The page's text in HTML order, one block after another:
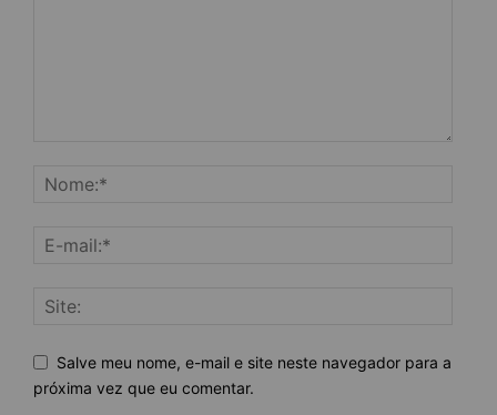
Salve meu nome, e-mail e site neste navegador para a
próxima vez que eu comentar.